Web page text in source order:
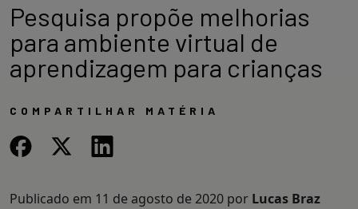
Pesquisa propõe melhorias
para ambiente virtual de
aprendizagem para crianças
COMPARTILHAR MATÉRIA
Publicado em 11 de agosto de 2020 por Lucas Braz